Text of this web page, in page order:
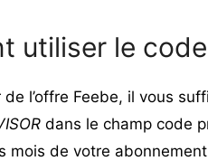
utiliser le
l’offre Feebe, il vous
dans le champ code
mois de votre